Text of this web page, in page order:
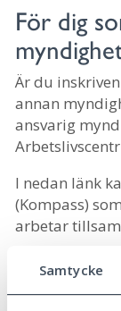
Samtycke
För dig
Är du
annan
ansvarig
I nedan länk
(Kompass)
arbetar